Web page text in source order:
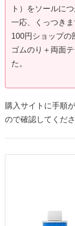
ト）をソールに
一応、くっつきま
100円ショップの
ゴムのり＋両面
た。
購入サイトに手順
ので確認してくださ